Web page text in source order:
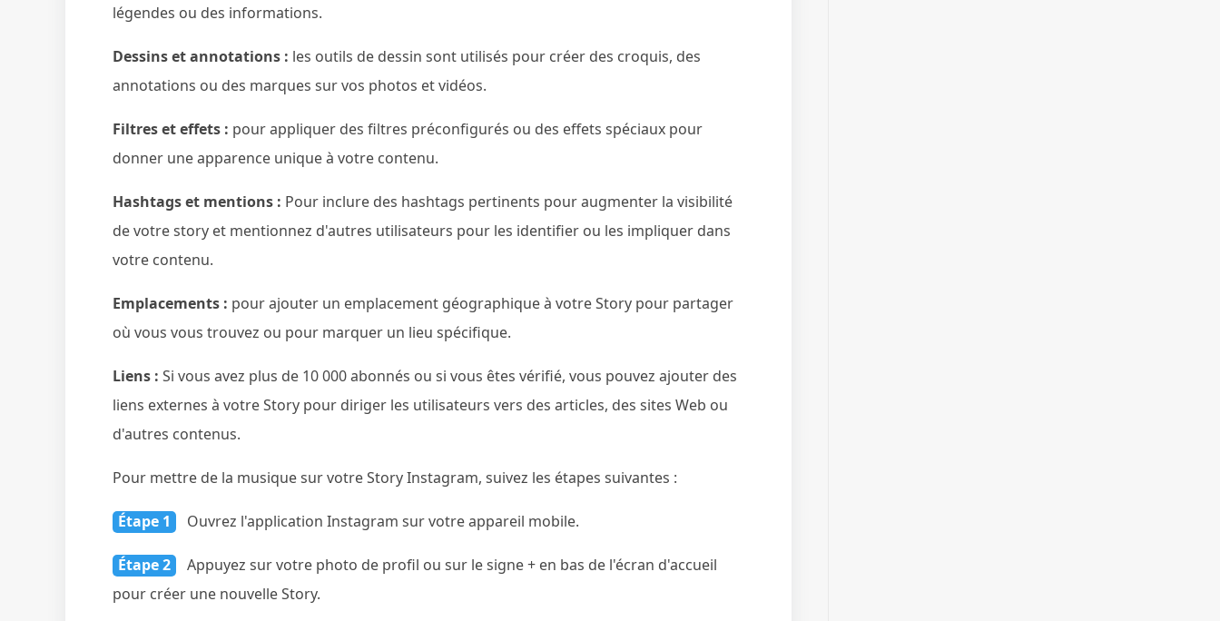
légendes ou des informations.
Dessins et annotations : les outils de dessin sont utilisés pour créer des croquis, des
annotations ou des marques sur vos photos et vidéos.
Filtres et effets : pour appliquer des filtres préconfigurés ou des effets spéciaux pour
donner une apparence unique à votre contenu.
Hashtags et mentions : Pour inclure des hashtags pertinents pour augmenter la visibilité
de votre story et mentionnez d'autres utilisateurs pour les identifier ou les impliquer dans
votre contenu.
Emplacements : pour ajouter un emplacement géographique à votre Story pour partager
où vous vous trouvez ou pour marquer un lieu spécifique.
Liens : Si vous avez plus de 10 000 abonnés ou si vous êtes vérifié, vous pouvez ajouter des
liens externes à votre Story pour diriger les utilisateurs vers des articles, des sites Web ou
d'autres contenus.
Pour mettre de la musique sur votre Story Instagram, suivez les étapes suivantes :
Étape 1 Ouvrez l'application Instagram sur votre appareil mobile.
Étape 2
Appuyez sur votre photo de profil ou sur le signe + en bas de l'écran d'accueil
pour créer une nouvelle Story.